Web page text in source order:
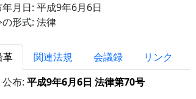
月日: 平成9年6月6日
形式: 法律
革 関連法規 会議録
リンク
公布: 平成9年6月6日 法律第70号